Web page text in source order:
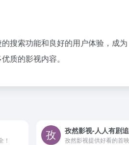
搜索功能和良好的用户体验，成为
质的影视内容。
！